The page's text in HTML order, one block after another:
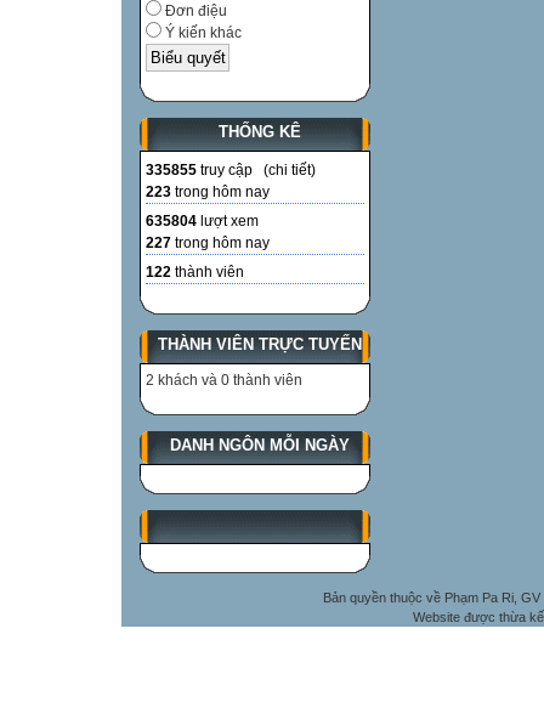
Đơn điệu
Ý kiến khác
THỐNG KÊ
335855 truy cập (chi tiết)
223 trong hôm nay
635804 lượt xem
227 trong hôm nay
122 thành viên
THÀNH VIÊN TRỰC TUYẾN
2 khách và 0 thành viên
DANH NGÔN MỖI NGÀY
Bản quyền thuộc về Phạm Pa Ri,
Website được thừa